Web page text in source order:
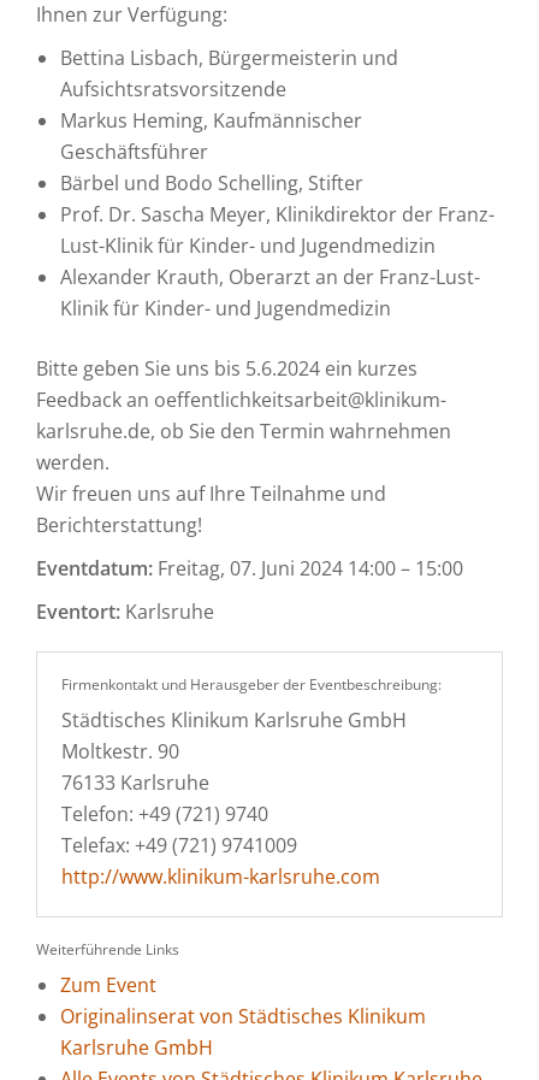
Ihnen zur Verfügung:
Bettina Lisbach, Bürgermeisterin und
Aufsichtsratsvorsitzende
Markus Heming, Kaufmännischer
Geschäftsführer
Bärbel und Bodo Schelling, Stifter
Prof. Dr. Sascha Meyer, Klinikdirektor der Franz-
Lust-Klinik für Kinder- und Jugendmedizin
Alexander Krauth, Oberarzt an der Franz-Lust-
Klinik für Kinder- und Jugendmedizin
Bitte geben Sie uns bis 5.6.2024 ein kurzes
Feedback an oeffentlichkeitsarbeit@klinikum-
karlsruhe.de, ob Sie den Termin wahrnehmen
werden.
Wir freuen uns auf Ihre Teilnahme und
Berichterstattung!
Eventdatum: Freitag, 07. Juni 2024 14:00 – 15:00
Eventort: Karlsruhe
Firmenkontakt und Herausgeber der Eventbeschreibung:
Städtisches Klinikum Karlsruhe GmbH
Moltkestr. 90
76133 Karlsruhe
Telefon: +49 (721) 9740
Telefax: +49 (721) 9741009
http://www.klinikum-karlsruhe.com
Weiterführende Links
Zum Event
Originalinserat von Städtisches Klinikum
Karlsruhe GmbH